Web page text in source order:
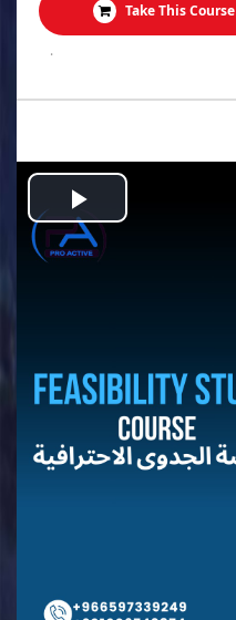
Take This Course
.
Play